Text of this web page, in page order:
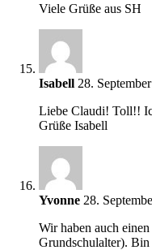
Viele Grüße aus SH
Isabell 28.
Liebe Claudi! Toll!!
Grüße Isabell
Yvonne 28.
Wir haben auch
Grundschulalter). Bin